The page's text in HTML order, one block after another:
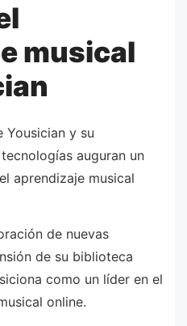
musical
Yousician y su
auguran un
aprendizaje musical
de nuevas
de su biblioteca
como un líder en el
online.